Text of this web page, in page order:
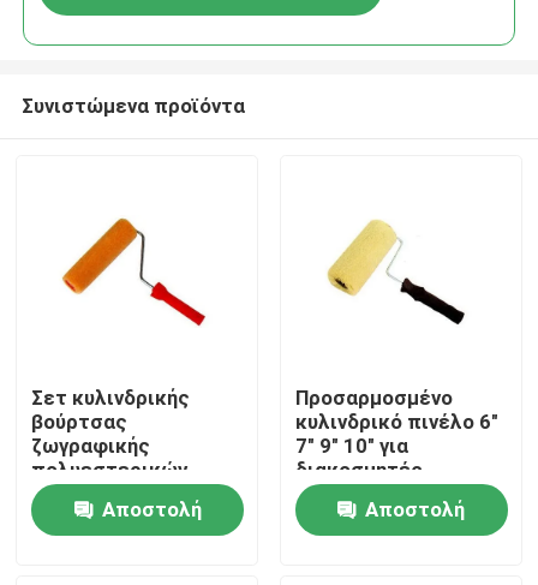
Αρχική Σελίδα
Προϊόντα
Συνιστώμενα προϊόντα
Σετ κυλινδρικής
βούρτσας
ζωγραφικής
πολυεστερικών
πλεκτών σπιτιών 6
ιντσών Αποστολή
Προσαρμοσμένο
κυλινδρικό πινέλο 6"
7" 9" 10" για
διακοσμητές
Αποστολή